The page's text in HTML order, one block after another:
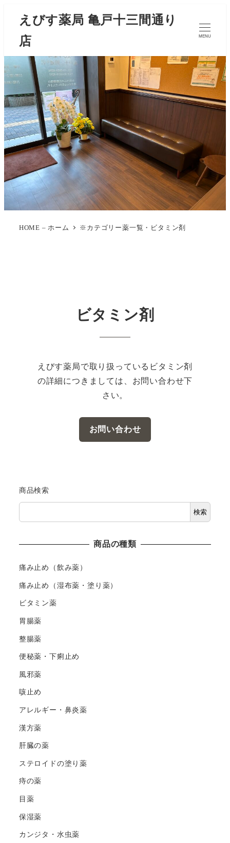
えびす薬局 亀戸十三間通り
店
MENU
HOME – ホーム ※カテゴリー薬一覧・ビタミン剤
ビタミン剤
えびす薬局で取り扱っているビタミン剤
の詳細につきましては、お問い合わせ下
さい。
お問い合わせ
商品検索
検索
商品の種類
痛み止め（飲み薬）
痛み止め（湿布薬・塗り薬）
ビタミン薬
胃腸薬
整腸薬
便秘薬・下痢止め
風邪薬
咳止め
アレルギー・鼻炎薬
漢方薬
肝臓の薬
ステロイドの塗り薬
痔の薬
目薬
保湿薬
カンジタ・水虫薬